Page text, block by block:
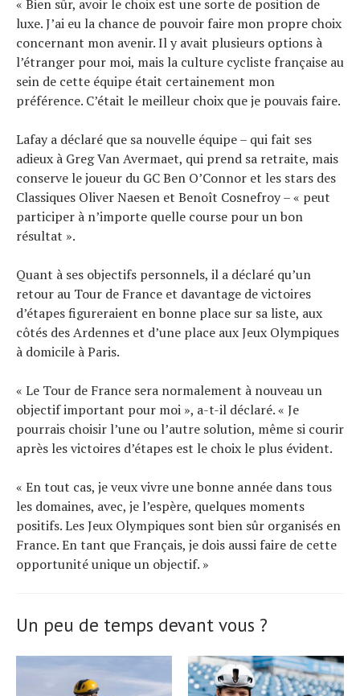
« Bien sûr, avoir le choix est une sorte de position de
luxe. J’ai eu la chance de pouvoir faire mon propre choix
concernant mon avenir. Il y avait plusieurs options à
l’étranger pour moi, mais la culture cycliste française au
sein de cette équipe était certainement mon
préférence. C’était le meilleur choix que je pouvais faire.
Lafay a déclaré que sa nouvelle équipe – qui fait ses
adieux à Greg Van Avermaet, qui prend sa retraite, mais
conserve le joueur du GC Ben O’Connor et les stars des
Classiques Oliver Naesen et Benoît Cosnefroy – « peut
participer à n’importe quelle course pour un bon
résultat ».
Quant à ses objectifs personnels, il a déclaré qu’un
retour au Tour de France et davantage de victoires
d’étapes figureraient en bonne place sur sa liste, aux
côtés des Ardennes et d’une place aux Jeux Olympiques
à domicile à Paris.
« Le Tour de France sera normalement à nouveau un
objectif important pour moi », a-t-il déclaré. « Je
pourrais choisir l’une ou l’autre solution, même si courir
après les victoires d’étapes est le choix le plus évident.
« En tout cas, je veux vivre une bonne année dans tous
les domaines, avec, je l’espère, quelques moments
positifs. Les Jeux Olympiques sont bien sûr organisés en
France. En tant que Français, je dois aussi faire de cette
opportunité unique un objectif. »
Un peu de temps devant vous ?